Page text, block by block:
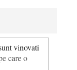
vinovati
care o